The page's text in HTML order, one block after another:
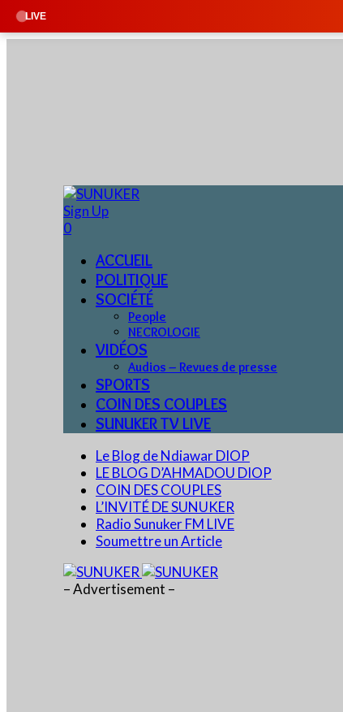
LIVE 🔴 EN
Sign Up
0
ACCUEIL
POLITIQUE
SOCIÉTÉ
People
NECROLOGIE
VIDÉOS
Audios – Revues de presse
SPORTS
COIN DES COUPLES
SUNUKER TV LIVE
Le Blog de Ndiawar DIOP
LE BLOG D’AHMADOU DIOP
COIN DES COUPLES
L’INVITÉ DE SUNUKER
Radio Sunuker FM LIVE
Soumettre un Article
– Advertisement –